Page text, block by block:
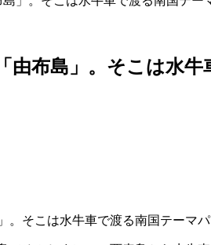
由布島」。そこは水